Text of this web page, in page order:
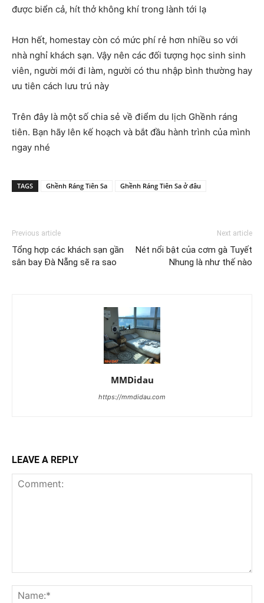
được biển cả, hít thở không khí trong lành tới lạ
Hơn hết, homestay còn có mức phí rẻ hơn nhiều so với
nhà nghỉ khách sạn. Vậy nên các đối tượng học sinh sinh
viên, người mới đi làm, người có thu nhập bình thường hay
ưu tiên cách lưu trú này
Trên đây là một số chia sẻ về điểm du lịch Ghềnh ráng
tiên. Bạn hãy lên kế hoạch và bắt đầu hành trình của mình
ngay nhé
TAGS Ghềnh Ráng Tiên Sa Ghềnh Ráng Tiên Sa ở đâu
Previous article
Tổng hợp các khách sạn gần
sân bay Đà Nẵng sẽ ra sao
Next article
Nét nổi bật của cơm gà Tuyết
Nhung là như thế nào
MMDidau
https://mmdidau.com
LEAVE A REPLY